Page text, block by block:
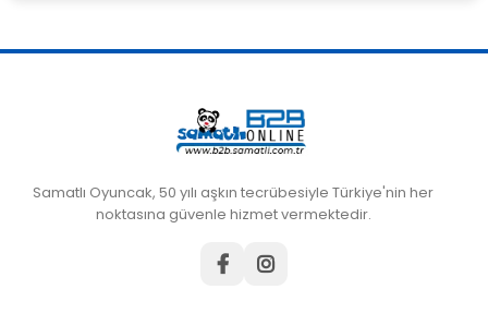
Samatlı Oyuncak, 50 yılı aşkın tecrübesiyle Türkiye'nin her
noktasına güvenle hizmet vermektedir.